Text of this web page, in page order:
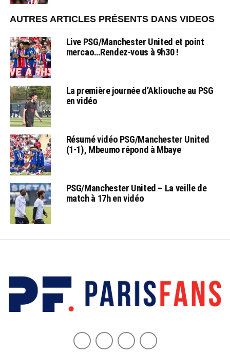
AUTRES ARTICLES PRÉSENTS DANS VIDEOS
Live PSG/Manchester United et point
mercao…Rendez-vous à 9h30 !
La première journée d’Akliouche au PSG
en vidéo
Résumé vidéo PSG/Manchester United
(1-1), Mbeumo répond à Mbaye
PSG/Manchester United – La veille de
match à 17h en vidéo